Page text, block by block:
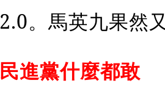
2.0。馬英九果然
民進黨什麼都敢